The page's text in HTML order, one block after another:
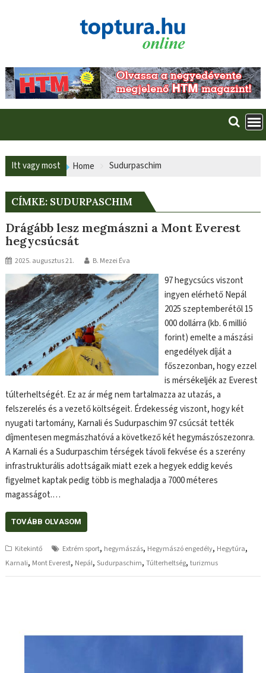
Itt vagy most Home Sudurpaschim
CÍMKE: SUDURPASCHIM
Drágább lesz megmászni a Mont Everest
hegycsúcsát
2025. augusztus 21. B. Mezei Éva
97 hegycsúcs viszont
ingyen elérhető Nepál
2025 szeptemberétől 15
000 dollárra (kb. 6 millió
forint) emelte a mászási
engedélyek díját a
főszezonban, hogy ezzel
is mérsékeljék az Everest
túlterheltségét. Ez az ár még nem tartalmazza az utazás, a
felszerelés és a vezető költségeit. Érdekesség viszont, hogy két
nyugati tartomány, Karnali és Sudurpaschim 97 csúcsát tették
díjmentesen megmászhatóvá a következő két hegymászószezonra.
A Karnali és a Sudurpaschim térségek távoli fekvése és a szerény
infrastrukturális adottságaik miatt ezek a hegyek eddig kevés
figyelmet kaptak pedig több is meghaladja a 7000 méteres
magasságot.…
TOVÁBB OLVASOM
Kitekintő Extrém sport, hegymászás, Hegymászó engedély, Hegytúra,
Karnali, Mont Everest, Nepál, Sudurpaschim,Túlterheltség,turizmus